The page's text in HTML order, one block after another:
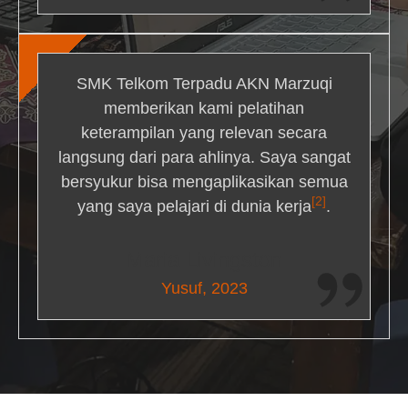
SMK Telkom Terpadu AKN Marzuqi
memberikan kami pelatihan
keterampilan yang relevan secara
langsung dari para ahlinya. Saya sangat
bersyukur bisa mengaplikasikan semua
yang saya pelajari di dunia kerja[2] .
Yusuf, 2023